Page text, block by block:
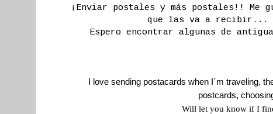
¡Enviar postales y más postales!! Me
que las va a recibir...
Espero encontrar algunas de
I love sending postacards when I´m traveling,
postcards,
Will let you know if I